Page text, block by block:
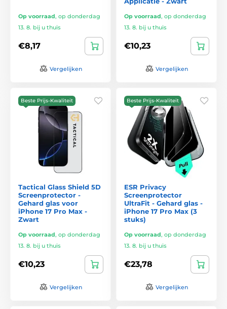
Op voorraad, op donderdag
13. 8. bij u thuis
€8,17
Vergelijken
Op voorraad, op donderdag
13. 8. bij u thuis
€10,23
Vergelijken
Beste Prijs-Kwaliteit
Tactical Glass Shield 5D
Screenprotector -
Gehard glas voor
iPhone 17 Pro Max -
Zwart
Op voorraad, op donderdag
13. 8. bij u thuis
€10,23
Vergelijken
Beste Prijs-Kwaliteit
ESR Privacy
Screenprotector
UltraFit - Gehard glas -
iPhone 17 Pro Max (3
stuks)
Op voorraad, op donderdag
13. 8. bij u thuis
€23,78
Vergelijken